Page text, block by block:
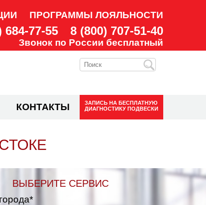
ПРОГРАММЫ ЛОЯЛЬНОСТИ
684-77-55 8 (800) 707-51-40
Звонок по России бесплатный
КОНТАКТЫ ЗАПИСЬ НА БЕСПЛАТНУЮ
ДИАГНОСТИКУ ПОДВЕСКИ
ВЫБЕРИТЕ СЕРВИС